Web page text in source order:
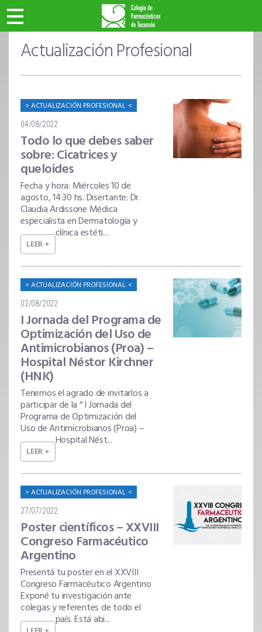
Actualización Profesional
ACTUALIZACIÓN PROFESIONAL
04/08/2022
Todo lo que debes saber
sobre: Cicatrices y
queloides
Fecha y hora: Miércoles 10 de
agosto, 14:30 hs. Disertante: Dr.
Claudia Ardissone Médica
especialista en Dermatología y
clínica estéti...
LEER +
ACTUALIZACIÓN PROFESIONAL
02/08/2022
I Jornada del Programa de
Optimización del Uso de
Antimicrobianos (Proa) –
Hospital Néstor Kirchner
(HNK)
Tenemos el agrado de invitarlos a
participar de la “ I Jornada del
Programa de Optimización del
Uso de Antimicrobianos (Proa) –
Hospital Nést...
LEER +
ACTUALIZACIÓN PROFESIONAL
27/07/2022
Poster científicos – XXVIII
Congreso Farmacéutico
Argentino
Presentá tu poster en el XXVIII
Congreso Farmacéutico Argentino
Exponé tu investigación ante
colegas y referentes de todo el
país. Está abi...